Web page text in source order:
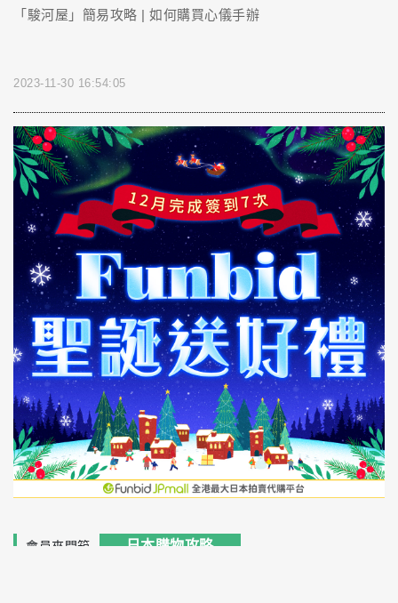
「駿河屋」簡易攻略 | 如何購買心儀手辦
2023-11-30 16:54:05
會員來開箱 日本購物攻略